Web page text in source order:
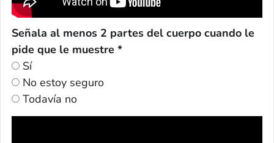
Señala al menos 2 partes del cuerpo cuando le
pide que le muestre *
Sí
No estoy seguro
Todavía no